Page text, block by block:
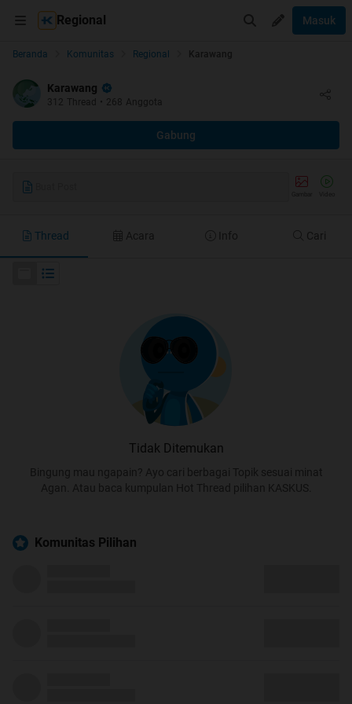
Regional Masuk
Beranda Komunitas Regional Karawang
Karawang
312 Thread • 268 Anggota
Gabung
Thread Acara Info Cari
Tidak Ditemukan
Bingung mau ngapain? Ayo cari berbagai Topik sesuai minat
Agan. Atau baca kumpulan Hot Thread pilihan KASKUS.
Komunitas Pilihan